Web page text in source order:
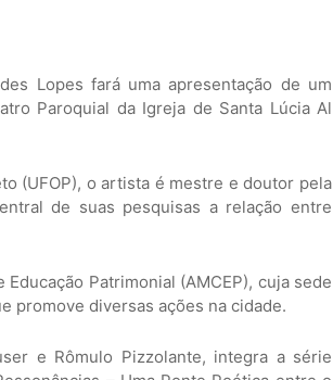
Lopes fará uma apresentação de um
Paroquial da Igreja de Santa Lúcia Al
(UFOP), o artista é mestre e doutor pela
de suas pesquisas a relação entre
Patrimonial (AMCEP), cuja sede
promove diversas ações na cidade.
e Rômulo Pizzolante, integra a série